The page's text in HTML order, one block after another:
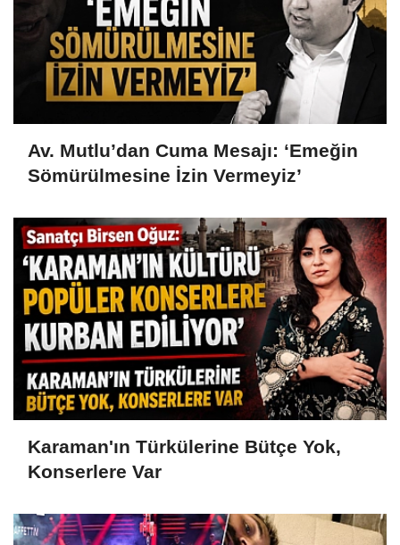
Av. Mutlu’dan Cuma Mesajı: ‘Emeğin
Sömürülmesine İzin Vermeyiz’
Karaman'ın Türkülerine Bütçe Yok,
Konserlere Var